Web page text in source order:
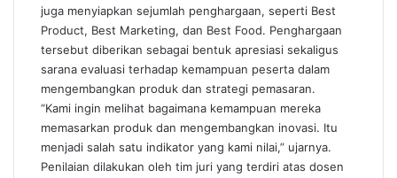
juga menyiapkan sejumlah penghargaan, seperti Best
Product, Best Marketing, dan Best Food. Penghargaan
tersebut diberikan sebagai bentuk apresiasi sekaligus
sarana evaluasi terhadap kemampuan peserta dalam
mengembangkan produk dan strategi pemasaran.
“Kami ingin melihat bagaimana kemampuan mereka
memasarkan produk dan mengembangkan inovasi. Itu
menjadi salah satu indikator yang kami nilai,” ujarnya.
Penilaian dilakukan oleh tim juri yang terdiri atas dosen